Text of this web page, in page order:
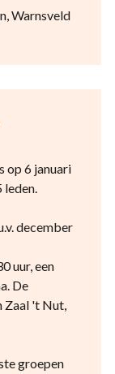
Warnsveld
op 6 januari
leden.
december
uur, een
De
Zaal 't Nut,
groepen